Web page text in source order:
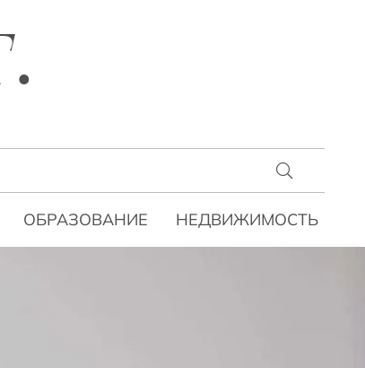
ОБРАЗОВАНИЕ НЕДВИЖИМОСТЬ